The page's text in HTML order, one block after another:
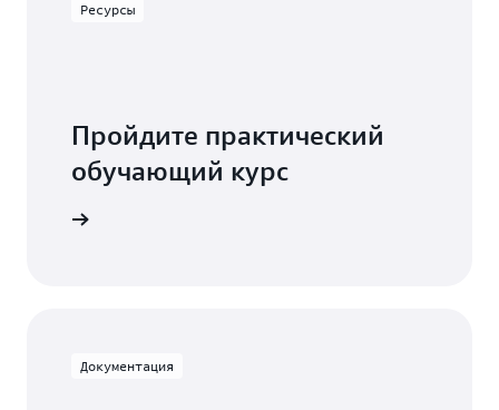
Ресурсы
Пройдите практический
обучающий курс
Документация